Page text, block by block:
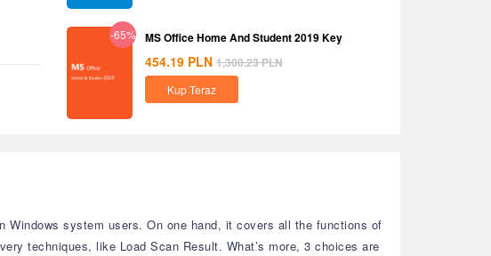
-65% MS Office Home And Student 2019 Key
454.19 PLN 1,300.23PLN
Kup Teraz
Windows system users. On one hand, it covers all the functions of
techniques, like Load Scan Result. What’s more, 3 choices are